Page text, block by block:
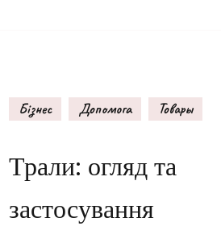
Бізнес Допомога Товары
Трали: огляд та
застосування